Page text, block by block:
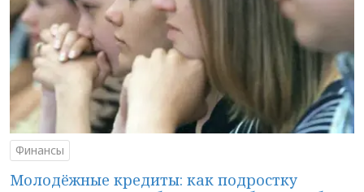
Финансы
Молодёжные кредиты: как подростку